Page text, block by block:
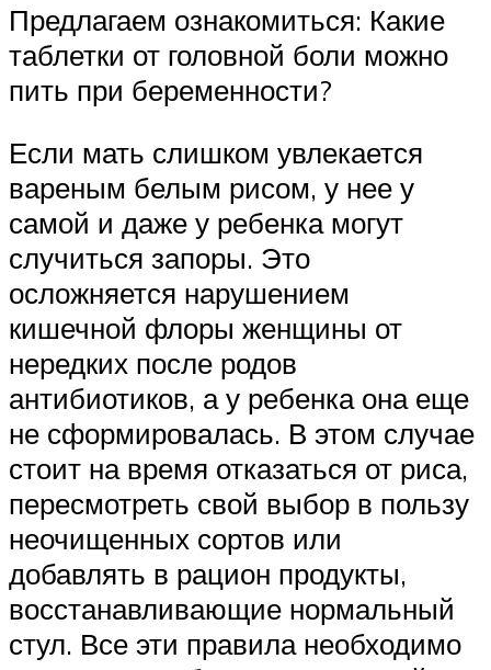
Предлагаем ознакомиться: Какие
таблетки от головной боли можно
пить при беременности?
Если мать слишком увлекается
вареным белым рисом, у нее у
самой и даже у ребенка могут
случиться запоры. Это
осложняется нарушением
кишечной флоры женщины от
нередких после родов
антибиотиков, а у ребенка она еще
не сформировалась. В этом случае
стоит на время отказаться от риса,
пересмотреть свой выбор в пользу
неочищенных сортов или
добавлять в рацион продукты,
восстанавливающие нормальный
стул. Все эти правила необходимо